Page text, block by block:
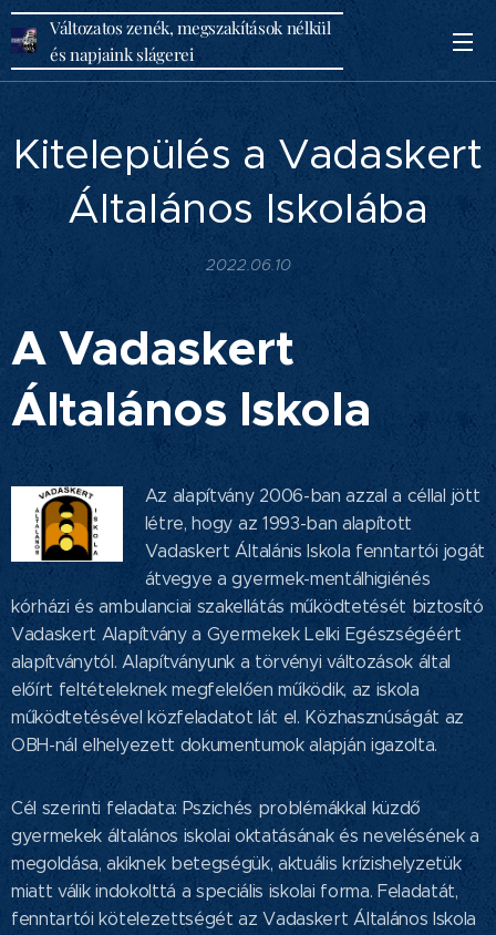
Változatos zenék, megszakítások nélkül
és napjaink slágerei
Kitelepülés a Vadaskert
Általános Iskolába
2022.06.10
A Vadaskert
Általános Iskola
Az alapítvány 2006-ban azzal a céllal jött
létre, hogy az 1993-ban alapított
Vadaskert Általánis Iskola fenntartói jogát
átvegye a gyermek-mentálhigiénés
kórházi és ambulanciai szakellátás működtetését biztosító
Vadaskert Alapítvány a Gyermekek Lelki Egészségéért
alapítványtól. Alapítványunk a törvényi változások által
előírt feltételeknek megfelelően működik, az iskola
működtetésével közfeladatot lát el. Közhasznúságát az
OBH-nál elhelyezett dokumentumok alapján igazolta.
Cél szerinti feladata: Pszichés problémákkal küzdő
gyermekek általános iskolai oktatásának és nevelésének a
megoldása, akiknek betegségük, aktuális krízishelyzetük
miatt válik indokolttá a speciális iskolai forma. Feladatát,
fenntartói kötelezettségét az Vadaskert Általános Iskola